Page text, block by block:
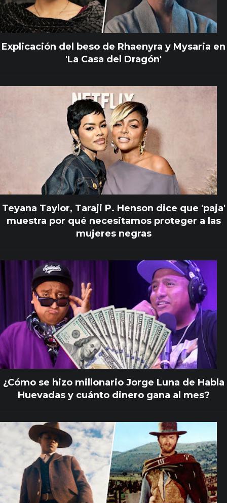
Explicación del beso de Rhaenyra y Mysaria en
'La Casa del Dragón'
Teyana Taylor, Taraji P. Henson dice que 'paja'
muestra por qué necesitamos proteger a las
mujeres negras
¿Cómo se hizo millonario Jorge Luna de Habla
Huevadas y cuánto dinero gana al mes?